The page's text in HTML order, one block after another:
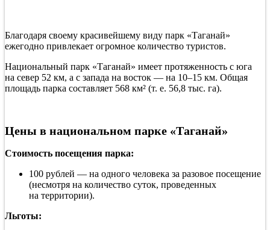
Благодаря своему красивейшему виду парк «Таганай»
ежегодно привлекает огромное количество туристов.
Национальный парк «Таганай» имеет протяженность с юга
на север 52 км, а с запада на восток — на 10–15 км. Общая
площадь парка составляет 568 км² (т. е. 56,8 тыс. га).
Цены в национальном парке «Таганай»
Стоимость посещения парка:
100 рублей — на одного человека за разовое посещение
(несмотря на количество суток, проведенных
на территории).
Льготы: